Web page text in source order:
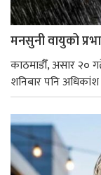
मनसुनी वायुको
काठमाडौँ, असार २०
शनिबार पनि